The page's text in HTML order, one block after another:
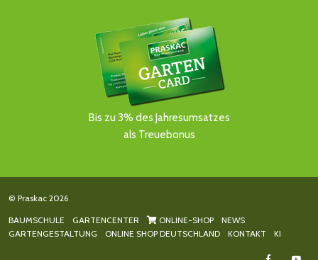
Bis zu 3% des Jahresumsatzes
als Treuebonus
© Praskac 2026
BAUMSCHULE GARTENCENTER ONLINE-SHOP
NEWS
GARTENGESTALTUNG
ONLINE SHOP DEUTSCHLAND KONTAKT KI